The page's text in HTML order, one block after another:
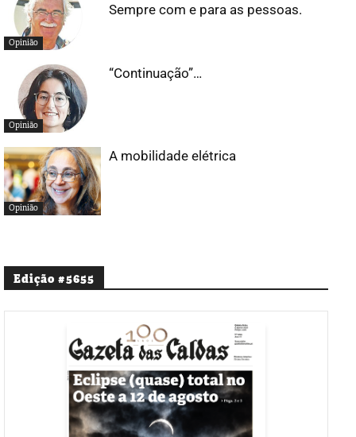
Opinião
Sempre com e para as pessoas.
Opinião
“Continuação”…
Opinião
A mobilidade elétrica
Edição #5655